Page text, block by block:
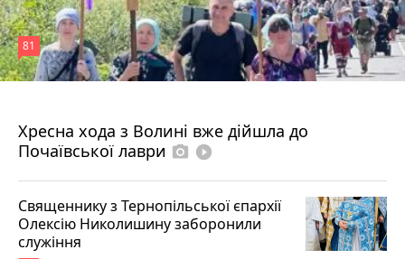
Хресна хода з Волині вже дійшла до
Почаївської лаври photo_camera play_circle_filled
81
Священнику з Тернопільської єпархії
Олексію Николишину заборонили
служіння